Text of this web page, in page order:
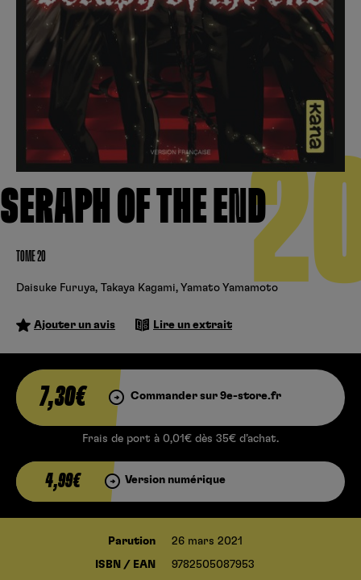
SERAPH OF THE END
TOME 20
Daisuke Furuya, Takaya Kagami, Yamato Yamamoto
Ajouter un avis Lire un extrait
7,30€ Commander sur 9e-store.fr
Frais de port à 0,01€ dès 35€ d’achat.
4,99€ Version numérique
Parution 26 mars 2021
ISBN / EAN 9782505087953
Cultura
Hunter x Hunter
Fire Force
Black Butler